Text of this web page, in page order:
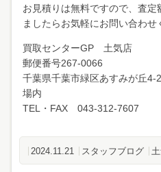
お見積りは無料ですので、査
ましたらお気軽にお問い合わせ
買取センターGP 土気店
郵便番号267-0066
千葉県千葉市緑区あすみが丘
場内
TEL・FAX 043-312-7607
2024.11.21 スタッフブログ